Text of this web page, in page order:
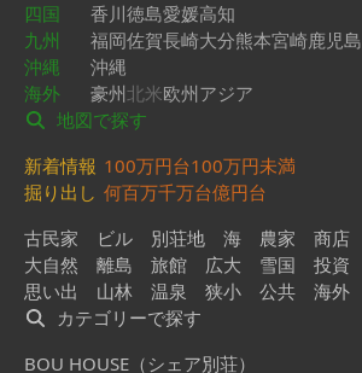
四国
香川徳島愛媛高知
九州
福岡佐賀長崎大分熊本宮崎鹿児島
沖縄
沖縄
海外
豪州北米欧州アジア
地図で探す
新着情報 100万円台100万円未満
掘り出し 何百万千万台億円台
古民家
ビル 別荘地 海 農家
商店
大自然
離島 旅館 広大 雪国
投資
思い出
山林 温泉 狭小 公共
海外
カテゴリーで探す
BOU HOUSE（シェア別荘）